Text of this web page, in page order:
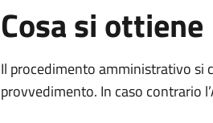
Cosa si ottiene
Il procedimento amministrativo si
provvedimento. In caso contrario